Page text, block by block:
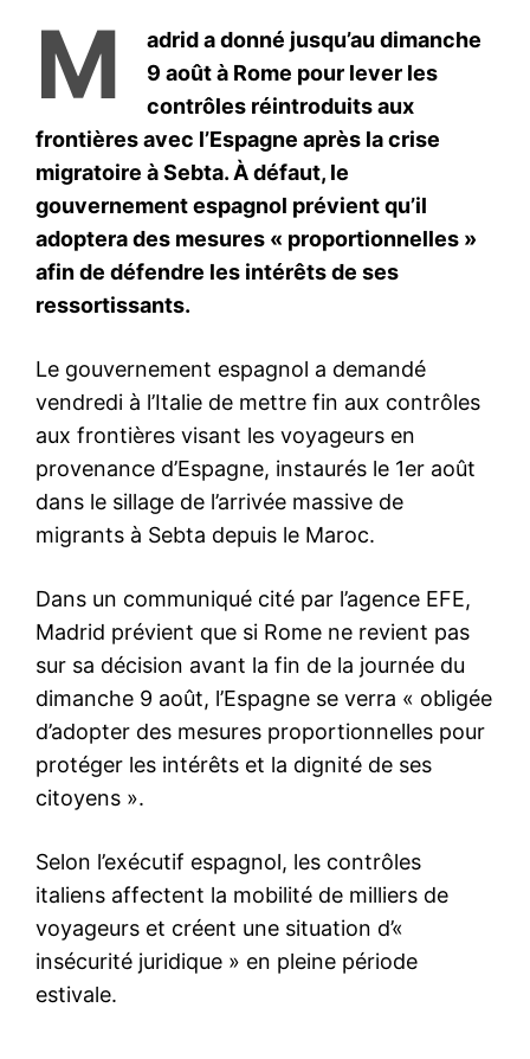
le1.ma
l'intelligence de
l'information
Insight Publications
À propos